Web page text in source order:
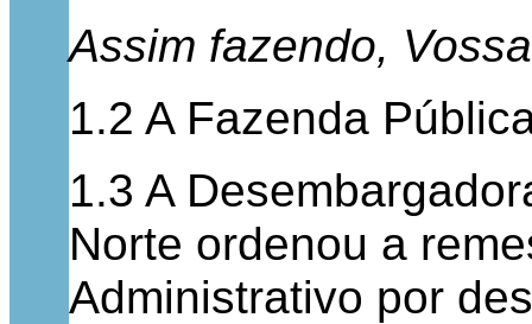
Assim fazendo,
1.2 A Fazenda
1.3 A
Norte ordenou a
Administrativo por